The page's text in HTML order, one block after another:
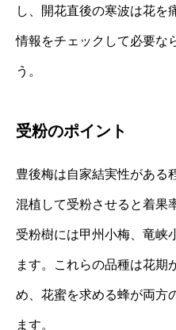
し、開花直後の寒波は花を
情報をチェックして必要な
う。
受粉のポイント
豊後梅は自家結実性がある
混植して受粉させると着果
受粉樹には甲州小梅、竜峡
ます。これらの品種は花期
め、花蜜を求める蜂が両方
ます。